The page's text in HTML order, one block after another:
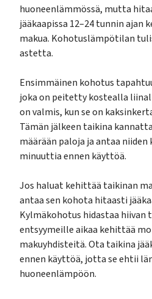
huoneenlämmössä, mutta
jääkaapissa 12–24 tunnin ajan
makua. Kohotuslämpötilan
astetta.
Ensimmäinen kohotus
joka on peitetty kostealla
on valmis, kun se on
Tämän jälkeen taikina
määrään paloja ja antaa niiden
minuuttia ennen käyttöä.
Jos haluat kehittää taikinan
antaa sen kohota hitaasti
Kylmäkohotus hidastaa hiivan
entsyymeille aikaa kehittää
makuyhdisteitä. Ota taikina
ennen käyttöä, jotta se ehtii
huoneenlämpöön.